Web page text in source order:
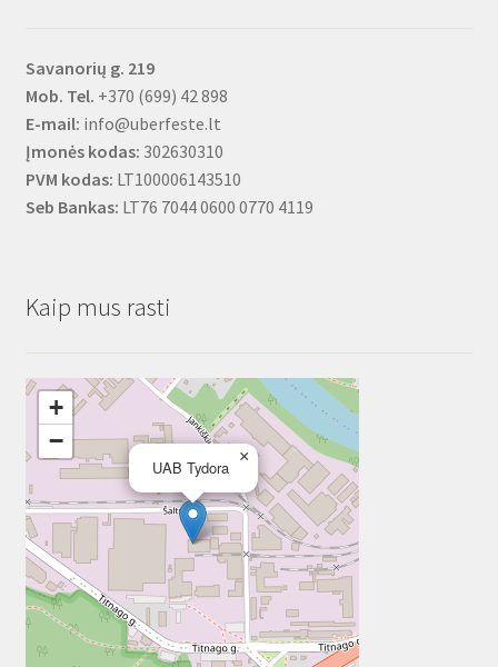
Savanorių g. 219
Mob. Tel. +370 (699) 42 898
E-mail: info@uberfeste.lt
Įmonės kodas: 302630310
PVM kodas: LT100006143510
Seb Bankas: LT76 7044 0600 0770 4119
Kaip mus rasti
UAB Tydora
×
+
−